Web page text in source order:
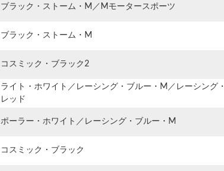
ブラック・ストーム・M／Mモータースポーツ
ブラック・ストーム・M
コスミック・ブラック2
ライト・ホワイト／レーシング・ブルー・M／レーシング・
レッド
ポーラー・ホワイト／レーシング・ブルー・M
コスミック・ブラック